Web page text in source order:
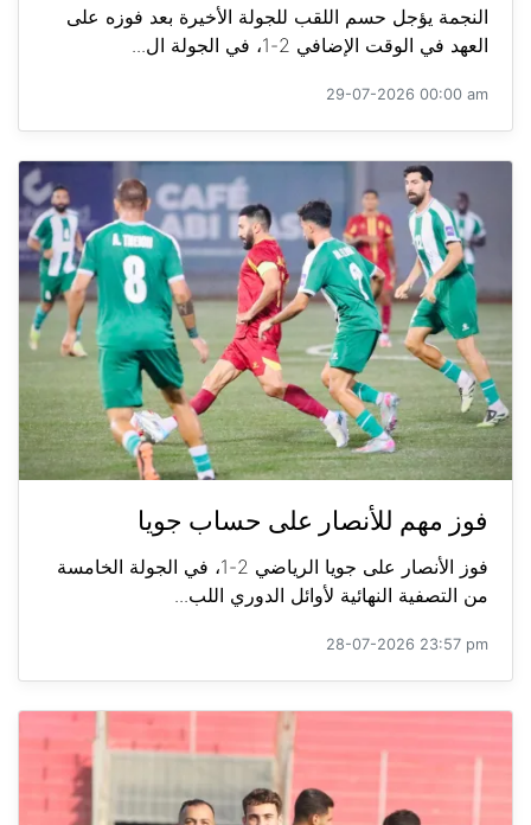
النجمة يؤجل حسم اللقب للجولة الأخيرة بعد فوزه على
العهد في الوقت الإضافي 2-1، في الجولة ال...
29-07-2026 00:00 am
فوز مهم للأنصار على حساب جويا
فوز الأنصار على جويا الرياضي 2-1، في الجولة الخامسة
من التصفية النهائية لأوائل الدوري اللب...
28-07-2026 23:57 pm